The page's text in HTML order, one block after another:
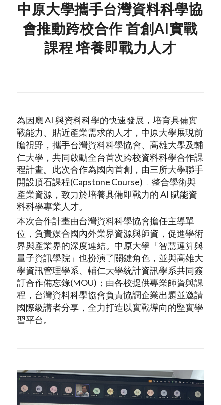
中原大學攜手台灣資料科學協
會推動跨校合作 首創AI實戰
課程 培養即戰力人才
為因應 AI 與資料科學的快速發展，培育具備實
戰能力、貼近產業需求的人才，中原大學展現前
瞻視野，攜手台灣資料科學協會、高雄大學及輔
仁大學，共同啟動全台首次跨校資料科學合作課
程計畫。此次合作為國內首創，由三所大學聯手
開設頂石課程(Capstone Course)，整合學術與
產業資源，致力於培養具備即戰力的 AI 賦能資
料科學專業人才。
本次合作計畫由台灣資料科學協會擔任主導單
位，負責媒合國內外業界資源與師資，促進學術
界與產業界的深度連結。中原大學「智慧運算與
量子資訊學院」也扮演了關鍵角色，並與高雄大
學資訊管理學系、輔仁大學統計資訊學系共同簽
訂合作備忘錄(MOU)；由各校提供專業師資與課
程，台灣資料科學協會負責協調企業出題並邀請
國際級講者分享，全力打造以實戰導向的堅實學
習平台。